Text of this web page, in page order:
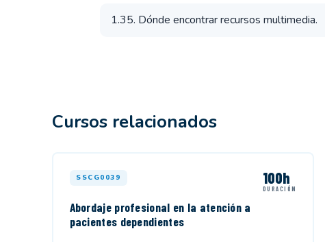
1.35. Dónde encontrar recursos multimedia.
Cursos relacionados
SSCG0039 100h
DURACIÓN
Abordaje profesional en la atención a
pacientes dependientes